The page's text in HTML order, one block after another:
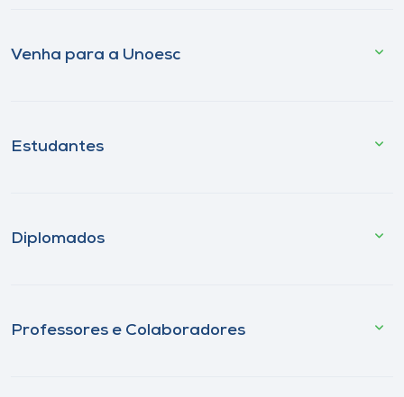
Venha para a Unoesc
Estudantes
Diplomados
Professores e Colaboradores